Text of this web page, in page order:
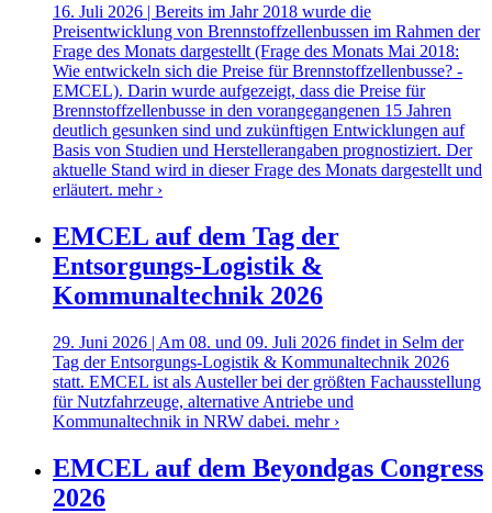
16. Juli 2026 | Bereits im Jahr 2018 wurde die
Preisentwicklung von Brennstoffzellenbussen im Rahmen der
Frage des Monats dargestellt (Frage des Monats Mai 2018:
Wie entwickeln sich die Preise für Brennstoffzellenbusse? -
EMCEL). Darin wurde aufgezeigt, dass die Preise für
Brennstoffzellenbusse in den vorangegangenen 15 Jahren
deutlich gesunken sind und zukünftigen Entwicklungen auf
Basis von Studien und Herstellerangaben prognostiziert. Der
aktuelle Stand wird in dieser Frage des Monats dargestellt und
erläutert. mehr ›
EMCEL auf dem Tag der
Entsorgungs-Logistik &
Kommunaltechnik 2026
29. Juni 2026 | Am 08. und 09. Juli 2026 findet in Selm der
Tag der Entsorgungs-Logistik & Kommunaltechnik 2026
statt. EMCEL ist als Austeller bei der größten Fachausstellung
für Nutzfahrzeuge, alternative Antriebe und
Kommunaltechnik in NRW dabei. mehr ›
EMCEL auf dem Beyondgas Congress
2026